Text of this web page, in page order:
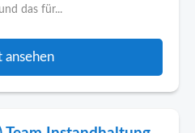
das für...
ansehen